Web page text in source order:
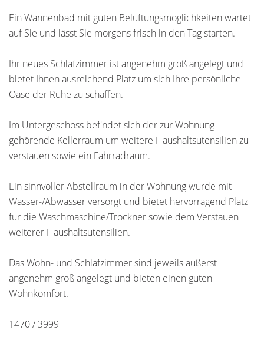
Ein Wannenbad mit guten Belüftungsmöglichkeiten wartet
auf Sie und lässt Sie morgens frisch in den Tag starten.
Ihr neues Schlafzimmer ist angenehm groß angelegt und
bietet Ihnen ausreichend Platz um sich Ihre persönliche
Oase der Ruhe zu schaffen.
Im Untergeschoss befindet sich der zur Wohnung
gehörende Kellerraum um weitere Haushaltsutensilien zu
verstauen sowie ein Fahrradraum.
Ein sinnvoller Abstellraum in der Wohnung wurde mit
Wasser-/Abwasser versorgt und bietet hervorragend Platz
für die Waschmaschine/Trockner sowie dem Verstauen
weiterer Haushaltsutensilien.
Das Wohn- und Schlafzimmer sind jeweils äußerst
angenehm groß angelegt und bieten einen guten
Wohnkomfort.
1470 / 3999